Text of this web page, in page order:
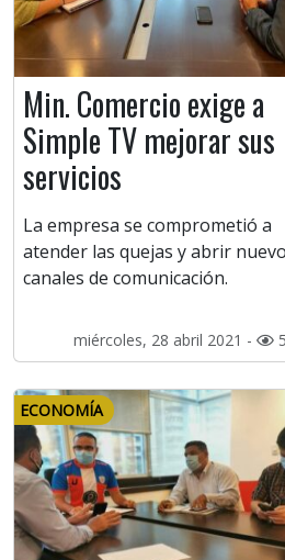
Min. Comercio exige a
Simple TV mejorar sus
servicios
La empresa se comprometió a
atender las quejas y abrir
canales de comunicación.
miércoles, 28 abril 2021 -
ECONOMÍA